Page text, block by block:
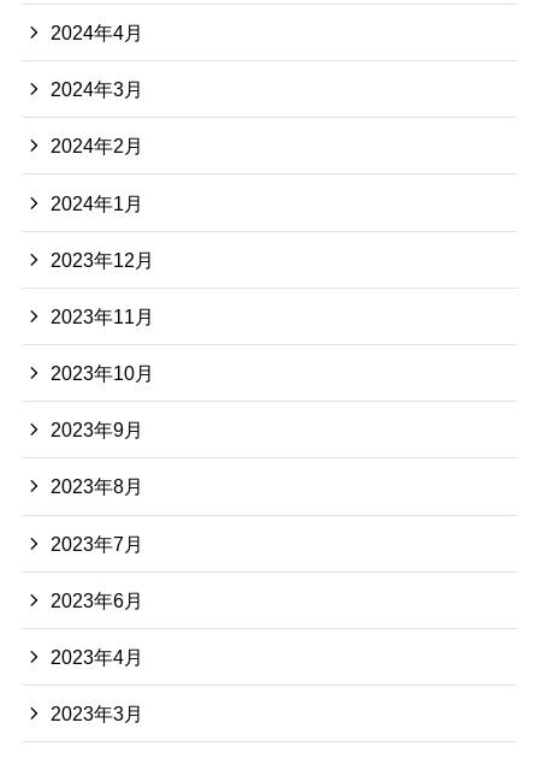
2024年4月
2024年3月
2024年2月
2024年1月
2023年12月
2023年11月
2023年10月
2023年9月
2023年8月
2023年7月
2023年6月
2023年4月
2023年3月